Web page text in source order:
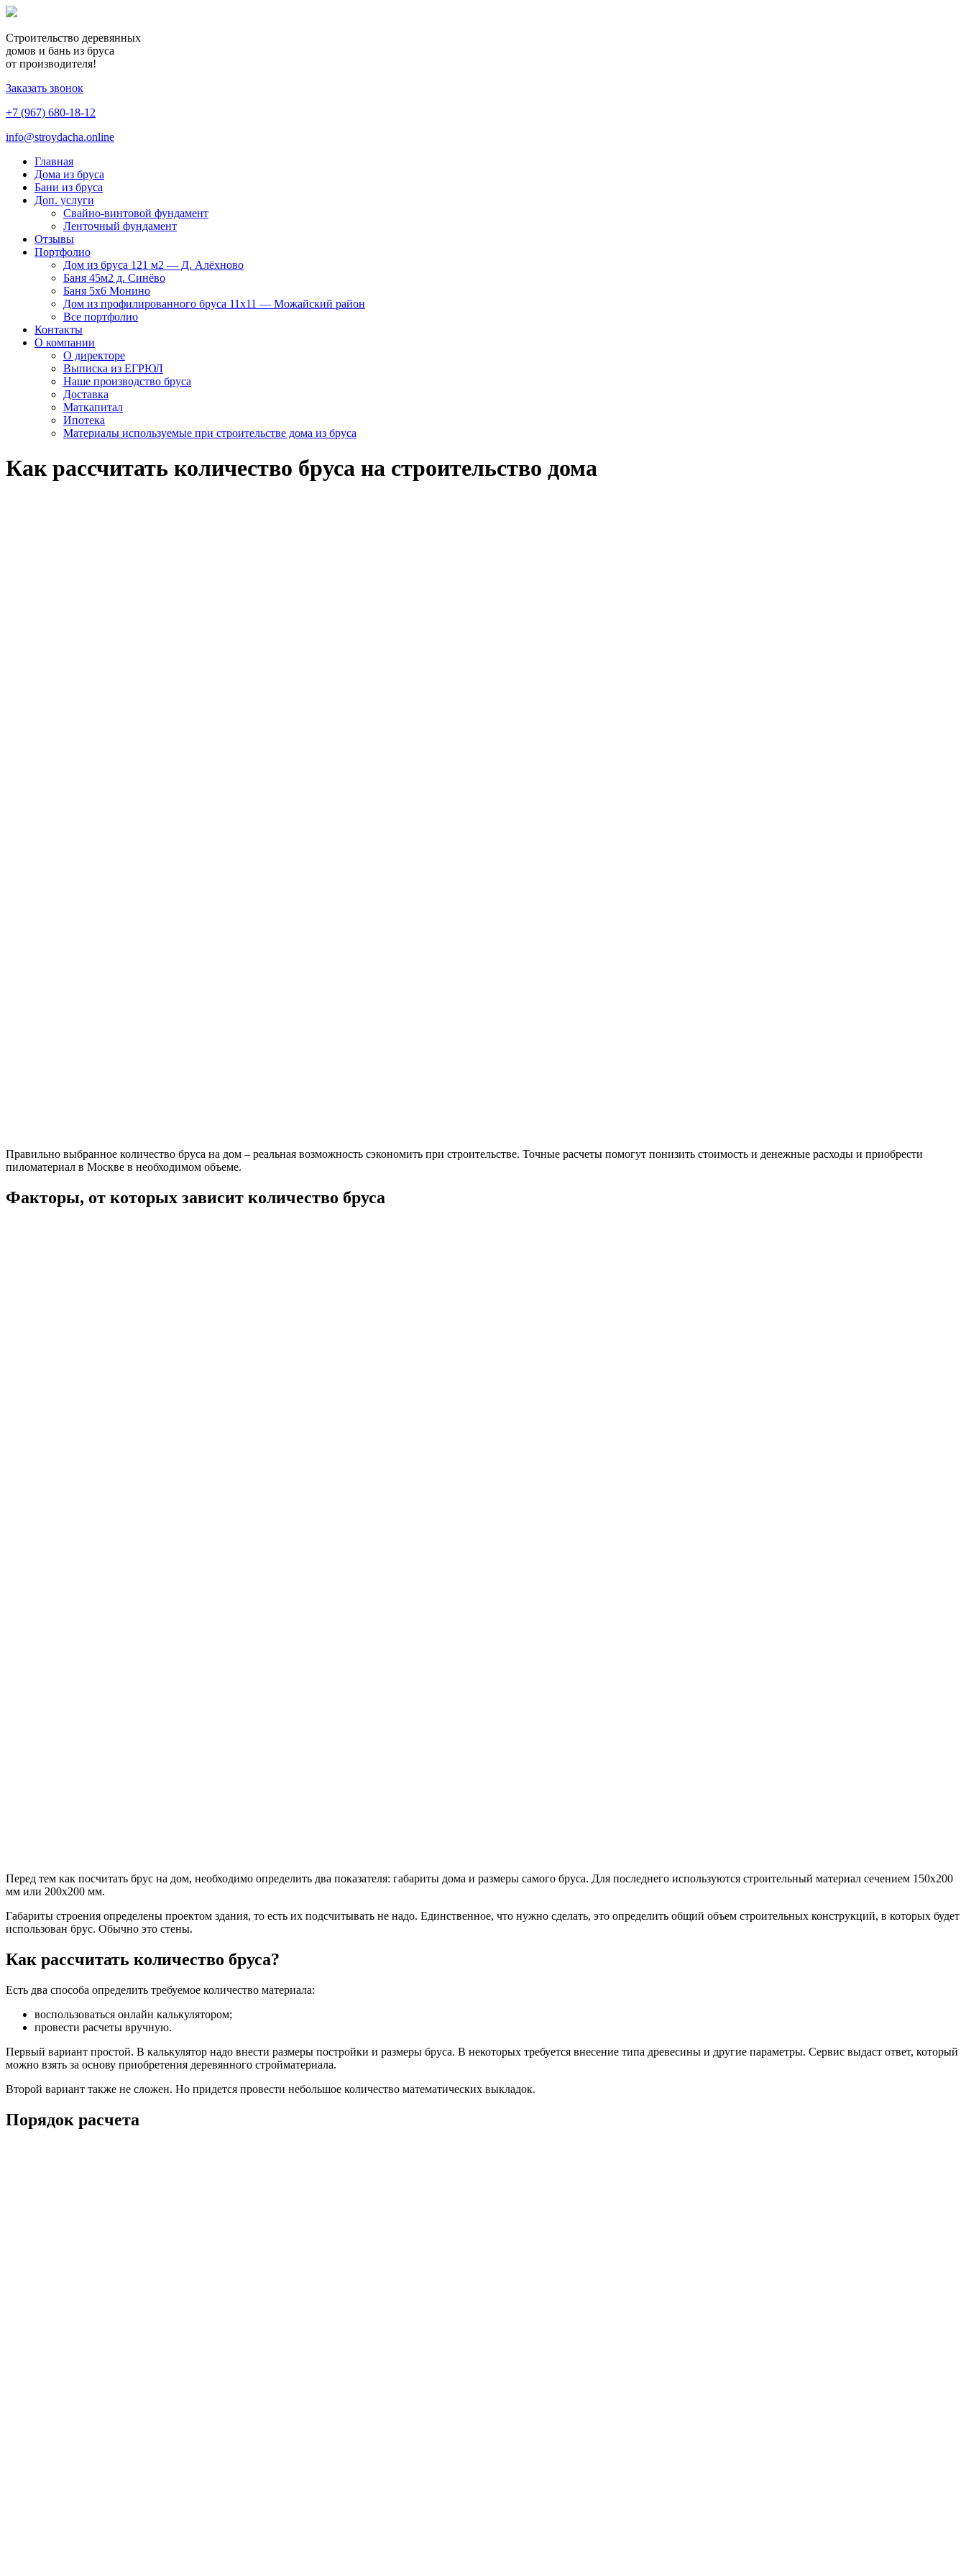
Строительство деревянных
домов и бань из бруса
от производителя!
Заказать звонок
+7 (967) 680-18-12
info@stroydacha.online
Главная
Дома из бруса
Бани из бруса
Доп. услуги
Свайно-винтовой фундамент
Ленточный фундамент
Отзывы
Портфолио
Дом из бруса 121 м2 — Д. Алёхново
Баня 45м2 д. Синёво
Баня 5х6 Монино
Дом из профилированного бруса 11х11 — Можайский район
Все портфолио
Контакты
О компании
О директоре
Выписка из ЕГРЮЛ
Наше производство бруса
Доставка
Маткапитал
Ипотека
Материалы используемые при строительстве дома из бруса
Как рассчитать количество бруса на строительство дома
Правильно выбранное количество бруса на дом – реальная возможность сэкономить при строительстве. Точные расчеты помогут понизить стоимость и денежные расходы и приобрести
пиломатериал в Москве в необходимом объеме.
Факторы, от которых зависит количество бруса
Перед тем как посчитать брус на дом, необходимо определить два показателя: габариты дома и размеры самого бруса. Для последнего используются строительный материал сечением 150х200
мм или 200х200 мм.
Габариты строения определены проектом здания, то есть их подсчитывать не надо. Единственное, что нужно сделать, это определить общий объем строительных конструкций, в которых будет
использован брус. Обычно это стены.
Как рассчитать количество бруса?
Есть два способа определить требуемое количество материала:
воспользоваться онлайн калькулятором;
провести расчеты вручную.
Первый вариант простой. В калькулятор надо внести размеры постройки и размеры бруса. В некоторых требуется внесение типа древесины и другие параметры. Сервис выдаст ответ, который
можно взять за основу приобретения деревянного стройматериала.
Второй вариант также не сложен. Но придется провести небольшое количество математических выкладок.
Порядок расчета